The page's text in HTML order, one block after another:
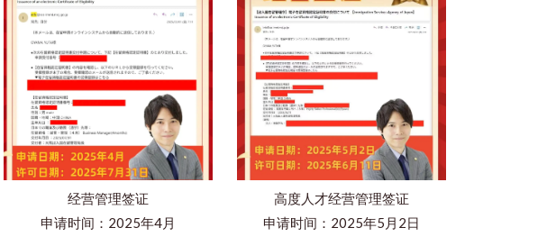
经营管理签证
申请时间：2025年4月
高度人才经营管理签证
申请时间：2025年5月2日